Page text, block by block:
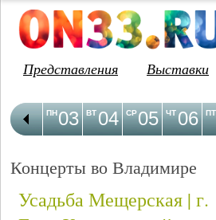
Представления
Выставки
03
ПН 04
ВТ 05
СР 06
ЧТ ПТ
Концерты во Владимире
Усадьба Мещерская | г.